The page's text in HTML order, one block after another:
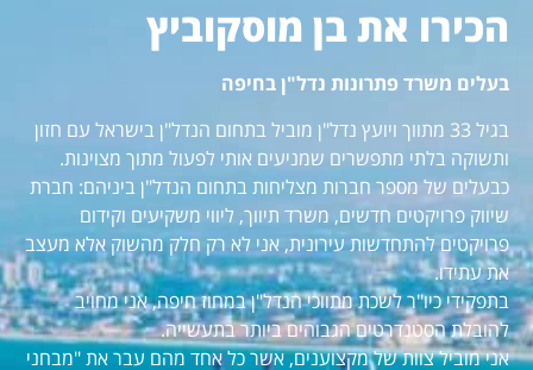
הכירו את בן מוסקוביץ
בעלים משרד פתרונות נדל"ן בחיפה
בגיל 33 מתווך ויועץ נדל"ן מוביל בתחום הנדל"ן בישראל עם חזון
ותשוקה בלתי מתפשרים שמניעים אותי לפעול מתוך מצוינות.
כבעלים של מספר חברות מצליחות בתחום הנדל"ן ביניהם: חברת
שיווק פרויקטים חדשים, משרד תיווך, ליווי משקיעים וקידום
פרויקטים להתחדשות עירונית, אני לא רק חלק מהשוק אלא מעצב
את עתידו.
בתפקידי כיו"ר לשכת מתווכי הנדל"ן במחוז חיפה, אני מחויב
להובלת הסטנדרטים הגבוהים ביותר בתעשייה.
אני מוביל צוות של מקצוענים, אשר כל אחד מהם עבר את "מבחני